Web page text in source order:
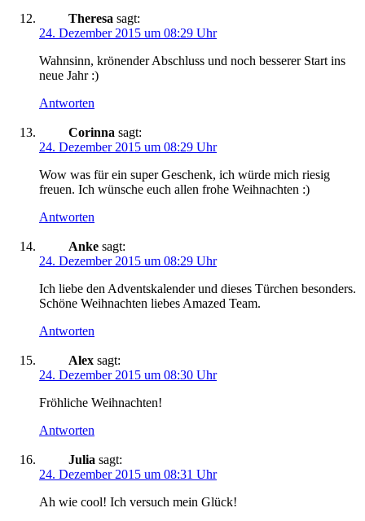
Theresa sagt:
24. Dezember 2015 um 08:29 Uhr
Wahnsinn, krönender Abschluss und noch besserer Start ins
neue Jahr :)
Antworten
Corinna sagt:
24. Dezember 2015 um 08:29 Uhr
Wow was für ein super Geschenk, ich würde mich riesig
freuen. Ich wünsche euch allen frohe Weihnachten :)
Antworten
Anke sagt:
24. Dezember 2015 um 08:29 Uhr
Ich liebe den Adventskalender und dieses Türchen besonders.
Schöne Weihnachten liebes Amazed Team.
Antworten
Alex sagt:
24. Dezember 2015 um 08:30 Uhr
Fröhliche Weihnachten!
Antworten
Julia sagt:
24. Dezember 2015 um 08:31 Uhr
Ah wie cool! Ich versuch mein Glück!